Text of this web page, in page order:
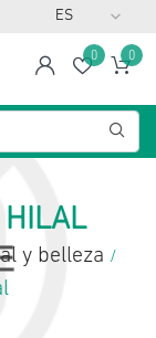
spanLista
0 0
HILAL
y belleza /